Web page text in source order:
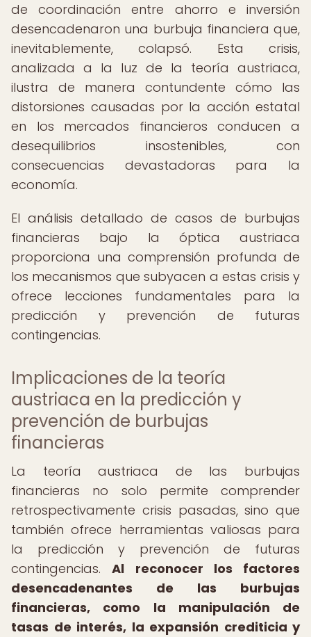
de coordinación entre ahorro e inversión
desencadenaron una burbuja financiera que,
inevitablemente, colapsó. Esta crisis,
analizada a la luz de la teoría austriaca,
ilustra de manera contundente cómo las
distorsiones causadas por la acción estatal
en los mercados financieros conducen a
desequilibrios insostenibles, con
consecuencias devastadoras para la
economía.
El análisis detallado de casos de burbujas
financieras bajo la óptica austriaca
proporciona una comprensión profunda de
los mecanismos que subyacen a estas crisis y
ofrece lecciones fundamentales para la
predicción y prevención de futuras
contingencias.
Implicaciones de la teoría
austriaca en la predicción y
prevención de burbujas
financieras
La teoría austriaca de las burbujas
financieras no solo permite comprender
retrospectivamente crisis pasadas, sino que
también ofrece herramientas valiosas para
la predicción y prevención de futuras
contingencias.Al reconocer los factores
desencadenantes de las burbujas
financieras, como la manipulación de
tasas de interés, la expansión crediticia y